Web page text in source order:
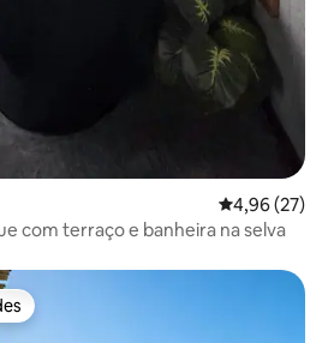
4,96 de uma
4,96 (27)
com terraço e banheira na selva